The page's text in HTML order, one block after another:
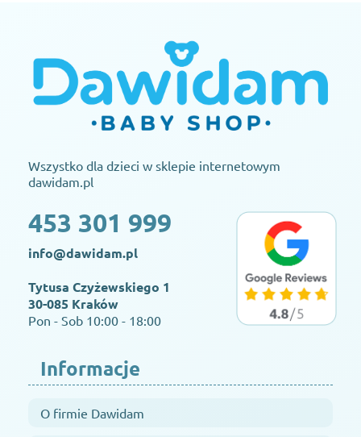
Wszystko dla dzieci w sklepie internetowym
dawidam.pl
453 301 999
info@dawidam.pl
Tytusa Czyżewskiego 1
30-085 Kraków
Pon - Sob 10:00 - 18:00
Informacje
O firmie Dawidam